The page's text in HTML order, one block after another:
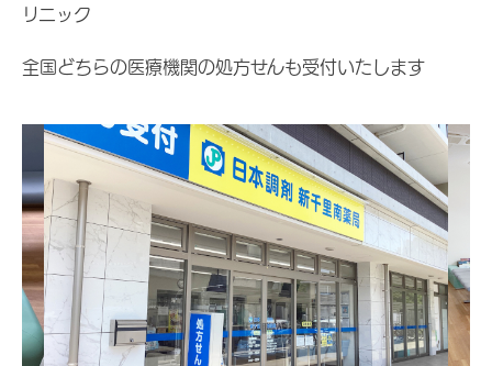
リニック
全国どちらの医療機関の処方せんも受付いたします